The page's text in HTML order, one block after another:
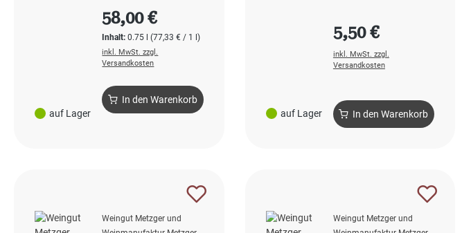
auf Lager
Inhalt:0.75 l(77,33 € / 1 l)
Regulärer Preis:
58,00 €
inkl. MwSt. zzgl.
Versandkosten
In den Warenkorb
auf Lager
Regulärer Preis:
5,50 €
inkl. MwSt. zzgl.
Versandkosten
In den Warenkorb
Weingut Metzger und
Weingut Metzger und